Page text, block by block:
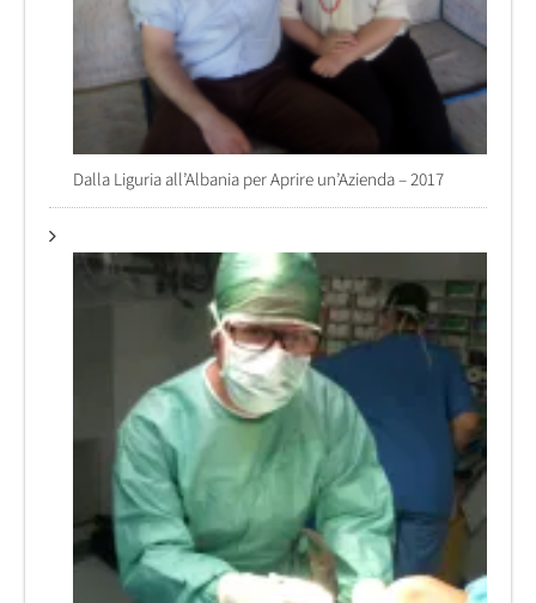
Dalla Liguria all’Albania per Aprire un’Azienda – 2017